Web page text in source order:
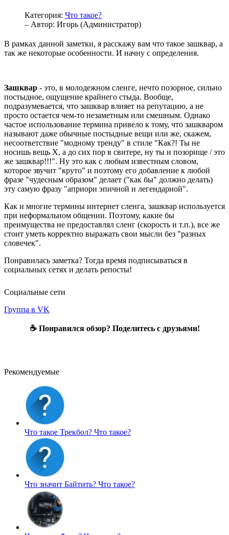
Категория: Что такое?
– Автор: Игорь (Администратор)
В рамках данной заметки, я расскажу вам что такое зашквар, а
так же некоторые особенности. И начну с определения.
Зашквар - это, в молодежном сленге, нечто позорное, сильно
постыдное, ощущение крайнего стыда. Вообще,
подразумевается, что зашквар влияет на репутацию, а не
просто остается чем-то незаметным или смешным. Однако
частое использование термина привело к тому, что зашкваром
называют даже обычные постыдные вещи или же, скажем,
несоответствие "модному тренду" в стиле "Как?! Ты не
носишь вещь X, а до сих пор в свитере, ну ты и позорище / это
же зашквар!!!". Ну это как с любым известным словом,
которое звучит "круто" и поэтому его добавление к любой
фразе "чудесным образом" делает ("как бы" должно делать)
эту самую фразу "априори эпичной и легендарной".
Как и многие термины интернет сленга, зашквар используется
при неформальном общении. Поэтому, какие бы
преимущества не предоставлял сленг (скорость и т.п.), все же
стоит уметь корректно выражать свои мысли без "разных
словечек".
Понравилась заметка? Тогда время подписываться в
социальных сетях и делать репосты!
Социальные сети
Группа в VK
☕ Понравился обзор? Поделитесь с друзьями!
Рекомендуемые
Что такое Трекбол? Что такое?
Что значит Байтить? Что такое?